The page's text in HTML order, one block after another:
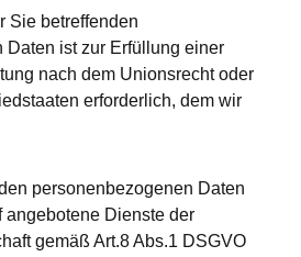
Sie betreffenden
Daten ist zur Erfüllung einer
nach dem Unionsrecht oder
erforderlich, dem wir
personenbezogenen Daten
angebotene Dienste der
gemäß Art.8 Abs.1 DSGVO